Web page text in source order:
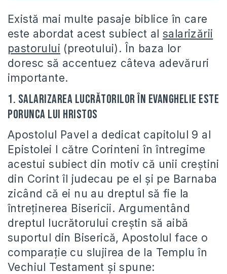
Există mai multe pasaje biblice în care
este abordat acest subiect al salarizării
pastorului (preotului). În baza lor
doresc să accentuez câteva adevăruri
importante.
1. Salarizarea lucrătorilor în Evanghelie este
porunca lui Hristos
Apostolul Pavel a dedicat capitolul 9 al
Epistolei I către Corinteni în întregime
acestui subiect din motiv că unii creştini
din Corint îl judecau pe el şi pe Barnaba
zicând că ei nu au dreptul să fie la
întreţinerea Bisericii. Argumentând
dreptul lucrătorului creştin să aibă
suportul din Biserică, Apostolul face o
comparaţie cu slujirea de la Templu în
Vechiul Testament şi spune: